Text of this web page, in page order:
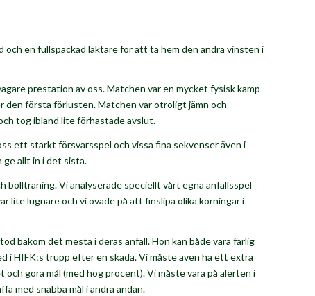
en fullspäckad läktare för att ta hem den andra vinsten i
prestation av oss. Matchen var en mycket fysisk kamp
den första förlusten. Matchen var otroligt jämn och
tog ibland lite förhastade avslut.
ett starkt försvarsspel och vissa fina sekvenser även i
ge allt in i det sista.
bollträning. Vi analyserade speciellt vårt egna anfallsspel
lite lugnare och vi övade på att finslipa olika körningar i
bakom det mesta i deras anfall. Hon kan både vara farlig
i HIFK:s trupp efter en skada. Vi måste även ha ett extra
göra mål (med hög procent). Vi måste vara på alerten i
med snabba mål i andra ändan.